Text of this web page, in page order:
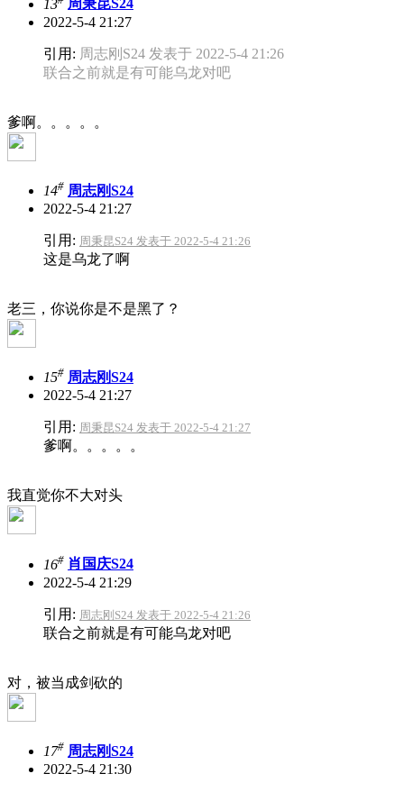
13
周秉昆S24
2022-5-4 21:27
引用: 周志刚S24 发表于 2022-5-4 21:26
联合之前就是有可能乌龙对吧
爹啊。。。。。
14# 周志刚S24
2022-5-4 21:27
引用: 周秉昆S24 发表于 2022-5-4 21:26
这是乌龙了啊
老三，你说你是不是黑了？
15# 周志刚S24
2022-5-4 21:27
引用: 周秉昆S24 发表于 2022-5-4 21:27
爹啊。。。。。
我直觉你不大对头
16# 肖国庆S24
2022-5-4 21:29
引用: 周志刚S24 发表于 2022-5-4 21:26
联合之前就是有可能乌龙对吧
对，被当成剑砍的
17# 周志刚S24
2022-5-4 21:30